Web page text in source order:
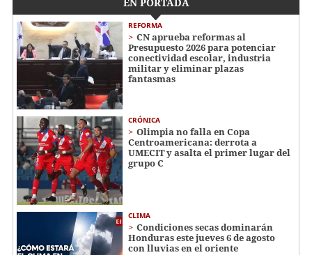
REFORMA
CN aprueba reformas al
Presupuesto 2026 para potenciar
conectividad escolar, industria
militar y eliminar plazas
fantasmas
CRÓNICA
Olimpia no falla en Copa
Centroamericana: derrota a
UMECIT y asalta el primer lugar del
grupo C
CLIMA
Condiciones secas dominarán
Honduras este jueves 6 de agosto
con lluvias en el oriente